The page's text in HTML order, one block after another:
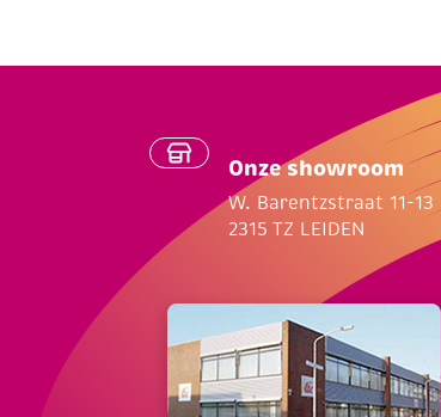
Onze showroom
W. Barentzstraat 11-13
2315 TZ LEIDEN